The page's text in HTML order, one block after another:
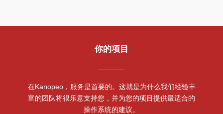
你的项目
在Kanopeo，服务是首要的。这就是为什么我们经验丰
富的团队将很乐意支持您，并为您的项目提供最适合的
操作系统的建议。